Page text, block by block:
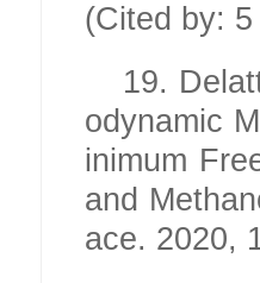
(Cited by:
19.
odynamic
inimum
and
ace. 2020,